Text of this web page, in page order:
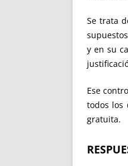
Se trata
y en su
Ese
todos los
gratuita.